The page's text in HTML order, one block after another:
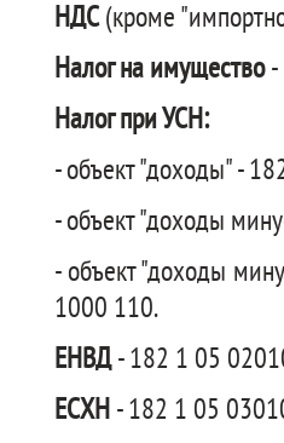
НДС(кроме
Налог на имущество-
Налог при УСН:
- объект "доходы" -
- объект "доходы
- объект "доходы
1000 110.
ЕНВД- 182 1 05
ЕСХН - 182 1 05